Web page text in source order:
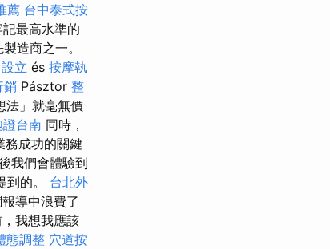
薦 台中泰式按
最高水準的
造商之一。
立 és 按摩執
銷 Pásztor 整
法」就毫無價
證台南 同時，
務成功的關鍵
我們會體驗到
的。 台北外
導中浪費了
，我想我應該
態調整 穴道按